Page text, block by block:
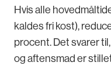
Hvis alle
kaldes fri kost),
procent. Det svarer
og aftensmad er